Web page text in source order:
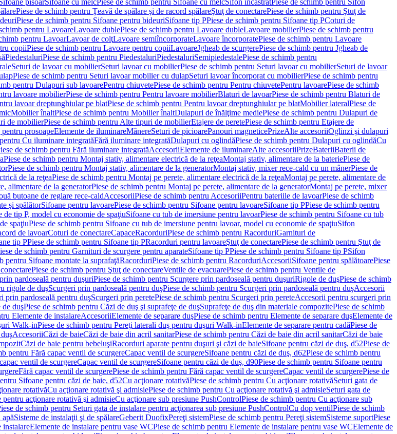
pisoarSifoane cu melcPiese de schimb pentru Sifoane cu melcSifon încastratPiese de schimb pentru Sifon
Piese de schimb pentru Ţeavă de spălare şi de racord spălareŞtuţ de conectarePiese de schimb pentru Ştuţ de
Piese de schimb pentru Sifoane pentru bideuriSifoane tip PPiese de schimb pentru Sifoane tip PCoturi de
pentru LavoareLavoare dublePiese de schimb pentru Lavoare dubleLavoare mobilierPiese de schimb pentru
pentru LavoarLavoar de colţLavoare semiîncorporateLavoare încorporatePiese de schimb pentru Lavoare
copiiPiese de schimb pentru Lavoare pentru copiiLavoareJgheab de scurgerePiese de schimb pentru Jgheab de
PiedestaluriPiese de schimb pentru PiedestaluriPiedestaluriSemipiedestalePiese de schimb pentru
Seturi de lavoar cu mobilierSeturi lavoar cu mobilierPiese de schimb pentru Seturi lavoar cu mobilierSeturi de lavoar
Piese de schimb pentru Seturi lavoar mobilier cu dulapSeturi lavoar încorporat cu mobilierPiese de schimb pentru
pentru Dulapuri sub lavoarePentru chiuvetePiese de schimb pentru Pentru chiuvetePentru lavoarePiese de schimb
lavoare mobilierPiese de schimb pentru Pentru lavoare mobilierBlaturi de lavoarPiese de schimb pentru Blaturi de
lavoar dreptunghiular pe blatPiese de schimb pentru Pentru lavoar dreptunghiular pe blatMobilier lateralPiese de
Mobilier înaltPiese de schimb pentru Mobilier înaltDulapuri de înălţime mediePiese de schimb pentru Dulapuri de
de mobilierPiese de schimb pentru Alte tipuri de mobilierEtajere de peretePiese de schimb pentru Etajere de
prosoapeElemente de iluminareMânereSeturi de picioarePanouri magneticePrizeAlte accesoriiOglinzi şi dulapuri
Cu iluminare integratăFără iluminare integratăDulapuri cu oglindăPiese de schimb pentru Dulapuri cu oglindăCu
de schimb pentru Fără iluminare integratăAccesoriiElemente de iluminareAlte accesoriiPrizeBateriiBaterii de
Piese de schimb pentru Montaj stativ, alimentare electrică de la reţeaMontaj stativ, alimentare de la bateriePiese de
Piese de schimb pentru Montaj stativ, alimentare de la generatorMontaj stativ, mixer rece-cald cu un mânerPiese de
de la reţeaPiese de schimb pentru Montaj pe perete, alimentare electrică de la reţeaMontaj pe perete, alimentare de
alimentare de la generatorPiese de schimb pentru Montaj pe perete, alimentare de la generatorMontaj pe perete, mixer
butoane de reglare rece-caldAccesoriiPiese de schimb pentru AccesoriiPentru bateriile de lavoarPiese de schimb
şi spălătorSifoane pentru lavoarePiese de schimb pentru Sifoane pentru lavoareSifoane tip PPiese de schimb pentru
de tip P, model cu economie de spaţiuSifoane cu tub de imersiune pentru lavoarPiese de schimb pentru Sifoane cu tub
spaţiuPiese de schimb pentru Sifoane cu tub de imersiune pentru lavoar, model cu economie de spaţiuSifon
de lavoarCoturi de conectareCapaceRacorduriPiese de schimb pentru RacorduriGarnituri de
tip PPiese de schimb pentru Sifoane tip PRacorduri pentru lavoareŞtuţ de conectarePiese de schimb pentru Ştuţ de
de schimb pentru Garnituri de scurgere pentru aparateSifoane tip PPiese de schimb pentru Sifoane tip PSifon
pentru Sifoane montate la suprafaţăRacorduriPiese de schimb pentru RacorduriAccesoriiSifoane pentru spălătoarePiese
Piese de schimb pentru Ştuţ de conectareVentile de evacuarePiese de schimb pentru Ventile de
pardoseală pentru duşuriPiese de schimb pentru Scurgere prin pardoseală pentru duşuriRigole de duşPiese de schimb
rigole de duşScurgeri prin pardoseală pentru duşPiese de schimb pentru Scurgeri prin pardoseală pentru duşAccesorii
prin pardoseală pentru duşScurgeri prin peretePiese de schimb pentru Scurgeri prin pereteAccesorii pentru scurgeri prin
de duşPiese de schimb pentru Căzi de duş şi suprafeţe de duşSuprafeţe de duş din materiale compozitePiese de schimb
Elemente de instalareAccesoriiElemente de separare duşPiese de schimb pentru Elemente de separare duşElemente de
Walk-inPiese de schimb pentru Pereţi laterali duş pentru duşuri Walk-inElemente de separare pentru cadăPiese de
AccesoriiCăzi de baieCăzi de baie din acril sanitarPiese de schimb pentru Căzi de baie din acril sanitarCăzi de baie
Căzi de baie pentru bebeluşiRacorduri aparate pentru duşuri şi căzi de baieSifoane pentru căzi de duş, d52Piese de
pentru Fără capac ventil de scurgereCapac ventil de scurgereSifoane pentru căzi de duş, d62Piese de schimb pentru
ventil de scurgereCapac ventil de scurgereSifoane pentru căzi de duş, d90Piese de schimb pentru Sifoane pentru
Fără capac ventil de scurgerePiese de schimb pentru Fără capac ventil de scurgereCapac ventil de scurgerePiese de
Sifoane pentru căzi de baie, d52Cu acţionare rotativăPiese de schimb pentru Cu acţionare rotativăSeturi gata de
rotativăCu acţionare rotativă şi admisiePiese de schimb pentru Cu acţionare rotativă şi admisieSeturi gata de
pentru acţionare rotativă şi admisieCu acţionare sub presiune PushControlPiese de schimb pentru Cu acţionare sub
de schimb pentru Seturi gata de instalare pentru acţionarea sub presiune PushControlCu dop ventilPiese de schimb
Sisteme de instalaţii şi de spălareGeberit DuofixPereţi sistemPiese de schimb pentru Pereţi sistemSisteme suportPiese
instalareElemente de instalare pentru vase WCPiese de schimb pentru Elemente de instalare pentru vase WCElemente de